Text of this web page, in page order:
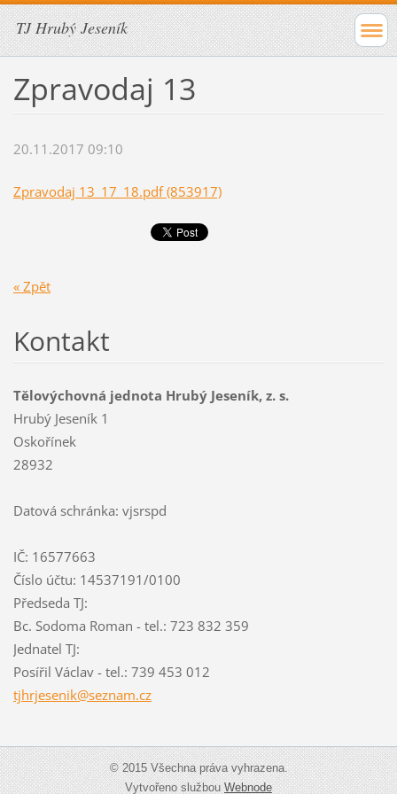
TJ Hrubý Jeseník
Zpravodaj 13
20.11.2017 09:10
Zpravodaj 13_17_18.pdf (853917)
« Zpět
Kontakt
Tělovýchovná jednota Hrubý Jeseník, z. s.
Hrubý Jeseník 1
Oskořínek
28932
Datová schránka: vjsrspd
IČ: 16577663
Číslo účtu: 14537191/0100
Předseda TJ:
Bc. Sodoma Roman - tel.: 723 832 359
Jednatel TJ:
Posířil Václav - tel.: 739 453 012
tjhrjesenik@seznam.cz
© 2015 Všechna práva vyhrazena.
Vytvořeno službouWebnode